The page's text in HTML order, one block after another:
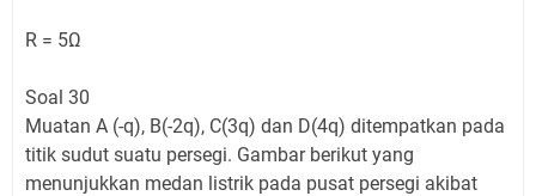
R = 5Ω
Soal 30
Muatan A (-q), B(-2q), C(3q) dan D(4q) ditempatkan pada
titik sudut suatu persegi. Gambar berikut yang
menunjukkan medan listrik pada pusat persegi akibat